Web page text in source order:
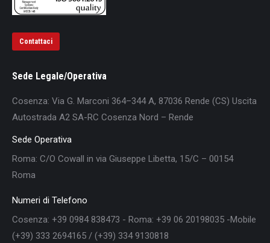
Contattaci
Sede Legale/Operativa
Cosenza: Via G. Marconi 364–344 A, 87036 Rende (CS) Uscita
Autostrada A2 SA-RC Cosenza Nord – Rende
Sede Operativa
Roma: C/O Cowall in via Giuseppe Libetta, 15/C – 00154
Roma
Numeri di Telefono
Cosenza: +39 0984 838473 - Roma: +39 06 20198035 -Mobile
(+39) 333 2694165 / (+39) 334 9130818